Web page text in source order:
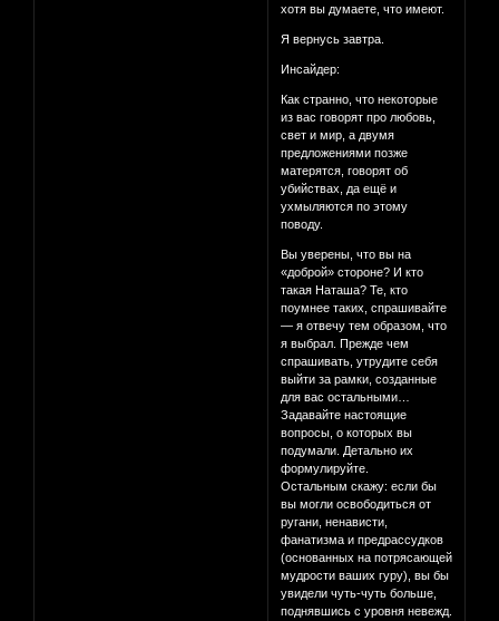
хотя вы думаете, что имеют.
Я вернусь завтра.
Инсайдер:
Как странно, что некоторые
из вас говорят про любовь,
свет и мир, а двумя
предложениями позже
матерятся, говорят об
убийствах, да ещё и
ухмыляются по этому
поводу.
Вы уверены, что вы на
«доброй» стороне? И кто
такая Наташа? Те, кто
поумнее таких, спрашивайте
— я отвечу тем образом, что
я выбрал. Прежде чем
спрашивать, утрудите себя
выйти за рамки, созданные
для вас остальными…
Задавайте настоящие
вопросы, о которых вы
подумали. Детально их
формулируйте.
Остальным скажу: если бы
вы могли освободиться от
ругани, ненависти,
фанатизма и предрассудков
(основанных на потрясающей
мудрости ваших гуру), вы бы
увидели чуть-чуть больше,
поднявшись с уровня невежд.